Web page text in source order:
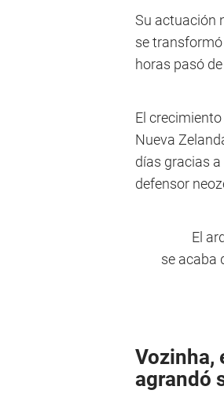
Su actuación
se
horas pasó
El
Nueva
días gracias
defensor
El
se acaba
Vozinha,
agrandó